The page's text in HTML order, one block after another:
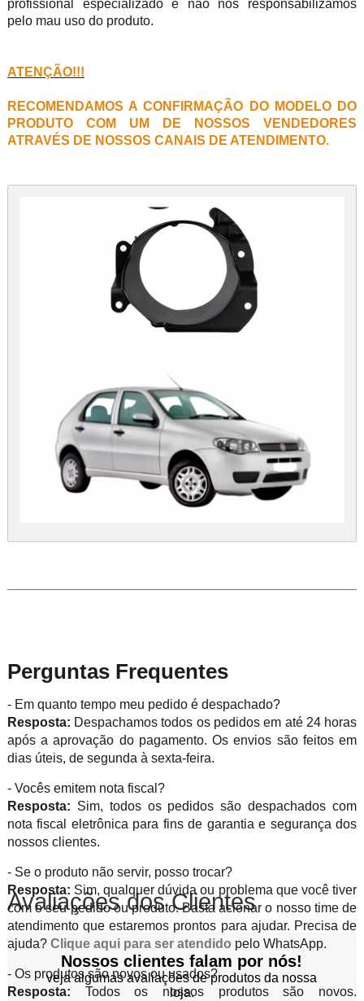
profissional especializado e não nos responsabilizamos
pelo mau uso do produto.
ATENÇÃO!!!
RECOMENDAMOS A CONFIRMAÇÃO DO MODELO DO
PRODUTO COM UM DE NOSSOS VENDEDORES
ATRAVÉS DE NOSSOS CANAIS DE ATENDIMENTO.
Perguntas Frequentes
- Em quanto tempo meu pedido é despachado?
Resposta: Despachamos todos os pedidos em até 24 horas
após a aprovação do pagamento. Os envios são feitos em
dias úteis, de segunda à sexta-feira.
- Vocês emitem nota fiscal?
Resposta: Sim, todos os pedidos são despachados com
nota fiscal eletrônica para fins de garantia e segurança dos
nossos clientes.
- Se o produto não servir, posso trocar?
Resposta: Sim, qualquer dúvida ou problema que você tiver
com o seu pedido ou produto. Basta acionar o nosso time de
atendimento que estaremos prontos para ajudar. Precisa de
ajuda? Clique aqui para ser atendido pelo WhatsApp.
- Os produtos são novos ou usados?
Resposta: Todos os nossos produtos são novos.
Avaliações dos Clientes
Nossos clientes falam por nós!
veja algumas avaliações de produtos da nossa
loja.